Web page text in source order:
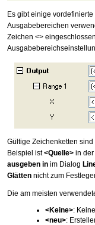
Es gibt einige
Ausgabebereichen
Zeichen <>
Gültige Zeichenketten
Beispiel ist<Quelle> in der
ausgeben in im Dialog
Glätten nicht zum
Die am meisten
<Keine>:
<neu>: